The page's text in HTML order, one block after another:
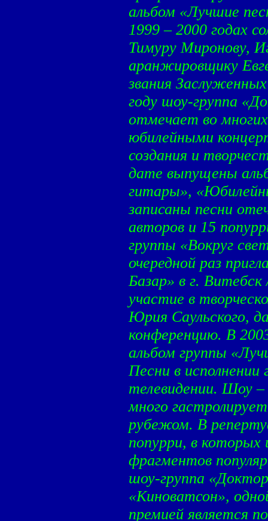
альбом «Лучшие
1999 – 2000 годах
Тимуру Миронову,
аранжировщику
звания
году шоу-группа
отмечает во
юбилейными
создания и
дате выпущены
гитары»,
записаны песни
авторов и 15
группы «Вокруг
очередной раз
Базар» в г.
участие в
Юрия Саульского,
конференцию. В
альбом группы
Песни в исполнении
телевидении. Шоу
много
рубежом. В
попурри, в которых
фрагментов
шоу-группа
«Киноватсон»,
премией является